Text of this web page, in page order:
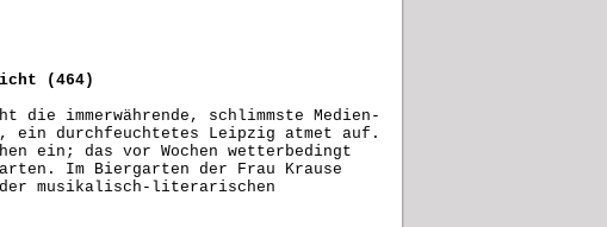
(464)
immerwährende, schlimmste Medien-
ein durchfeuchtetes Leipzig atmet auf.
ein; das vor Wochen wetterbedingt
Im Biergarten der Frau Krause
musikalisch-literarischen